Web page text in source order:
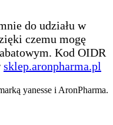
do udziału w
czemu mogę
Kod OIDR
sklep.aronpharma.pl
yanesse i AronPharma.